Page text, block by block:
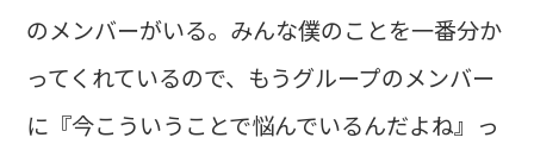
のメンバーがいる。みんな僕のことを一番分か
ってくれているので、もうグループのメンバー
に『今こういうことで悩んでいるんだよね』っ